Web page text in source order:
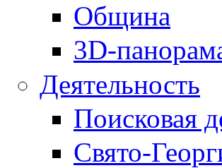
Община
3D-
Деятельность
Поисковая
Свято-